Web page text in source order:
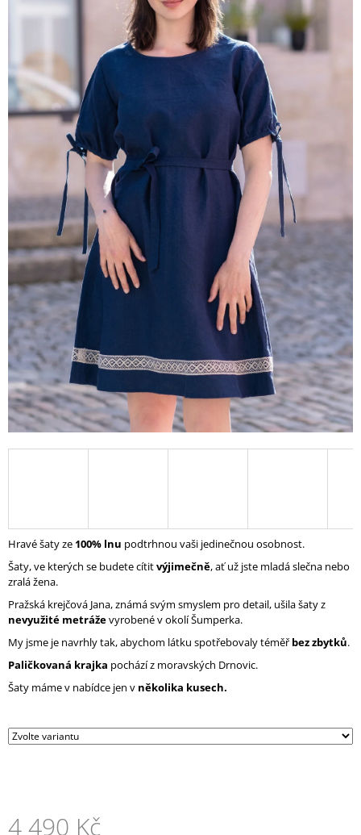
Hravé šaty ze 100% lnu podtrhnou vaši jedinečnou osobnost.
Šaty, ve kterých se budete cítitvýjimečně, ať už jste mladá slečna nebo
zralá žena.
Pražská krejčová Jana, známá svým smyslem pro detail, ušila šaty z
nevyužité metráževyrobené v okolí Šumperka.
My jsme je navrhly tak, abychom látku spotřebovaly téměř bez zbytků.
Paličkovaná krajka pochází z moravských Drnovic.
Šaty máme v nabídce jen v několika kusech.
4 490 Kč
A
Í
T
?
HLEDAT
D
O
P
O
R
U
Č
U
J
E
M
E
4
890
Kč